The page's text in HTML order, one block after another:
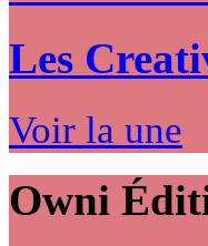
Les
Voir la une
Owni